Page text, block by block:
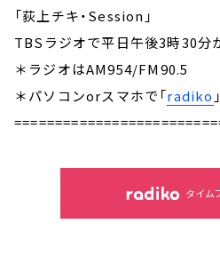
「荻上チキ・Session」
TBSラジオで平日午後3時30分
＊ラジオはAM954/FM90.5
＊パソコンorスマホで「radiko
タイム